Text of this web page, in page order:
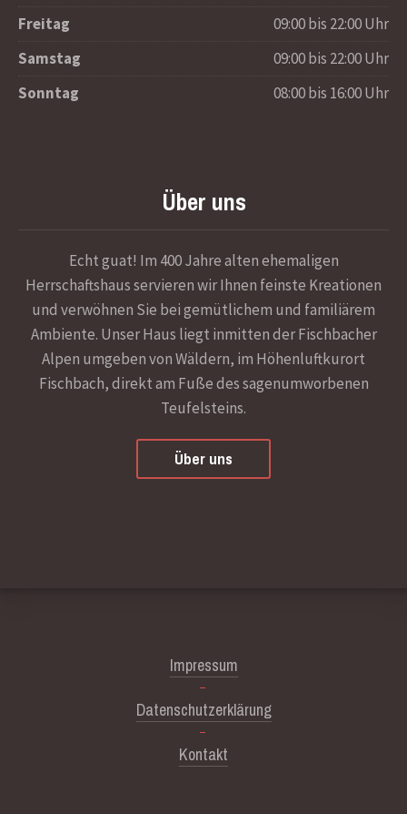
Freitag
09:00 bis 22:00 Uhr
Samstag
09:00 bis 22:00 Uhr
Sonntag
08:00 bis 16:00 Uhr
Über uns
Echt guat! Im 400 Jahre alten ehemaligen
Herrschaftshaus servieren wir Ihnen feinste Kreationen
und verwöhnen Sie bei gemütlichem und familiärem
Ambiente. Unser Haus liegt inmitten der Fischbacher
Alpen umgeben von Wäldern, im Höhenluftkurort
Fischbach, direkt am Fuße des sagenumworbenen
Teufelsteins.
Über uns
Impressum
Datenschutzerklärung
Kontakt